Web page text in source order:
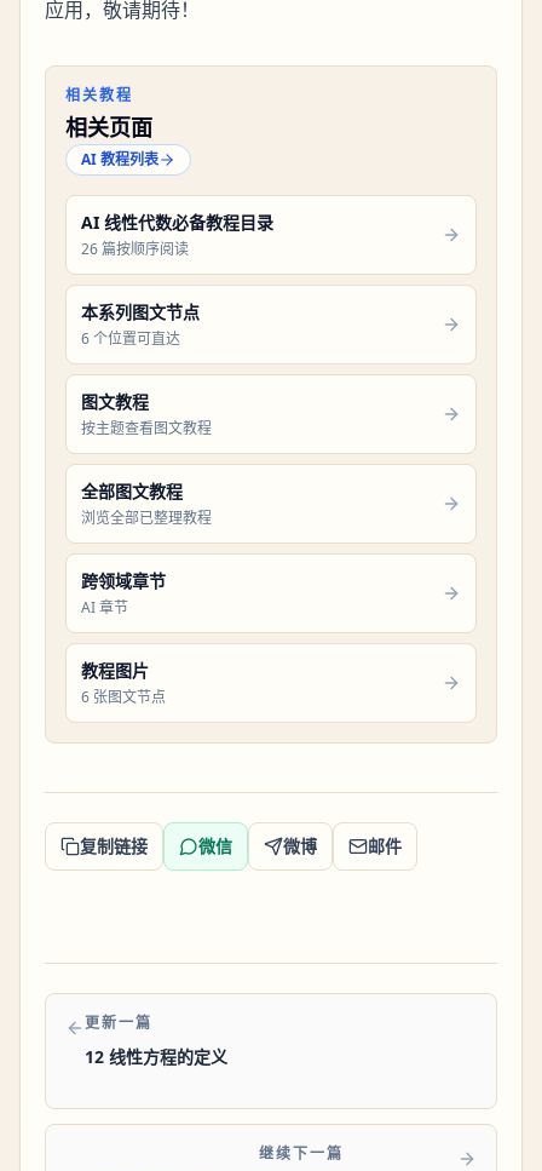
应用，敬请期待！
相关教程
相关页面
AI 教程列表
AI 线性代数必备教程目录
26 篇按顺序阅读
本系列图文节点
6 个位置可直达
图文教程
按主题查看图文教程
全部图文教程
浏览全部已整理教程
跨领域章节
AI 章节
教程图片
6 张图文节点
复制链接 微信 微博 邮件
更新一篇
12 线性方程的定义
继续下一篇